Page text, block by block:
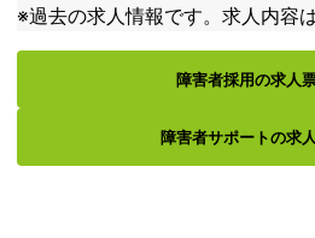
※過去の求人情報です。求人内容
障害者採用の求人
障害者サポートの求